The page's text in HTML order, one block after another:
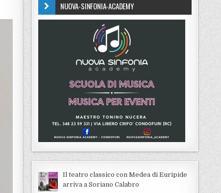
NUOVA-SINFONIA-ACADEMY
Il teatro classico con Medea di Euripide
arriva a Soriano Calabro